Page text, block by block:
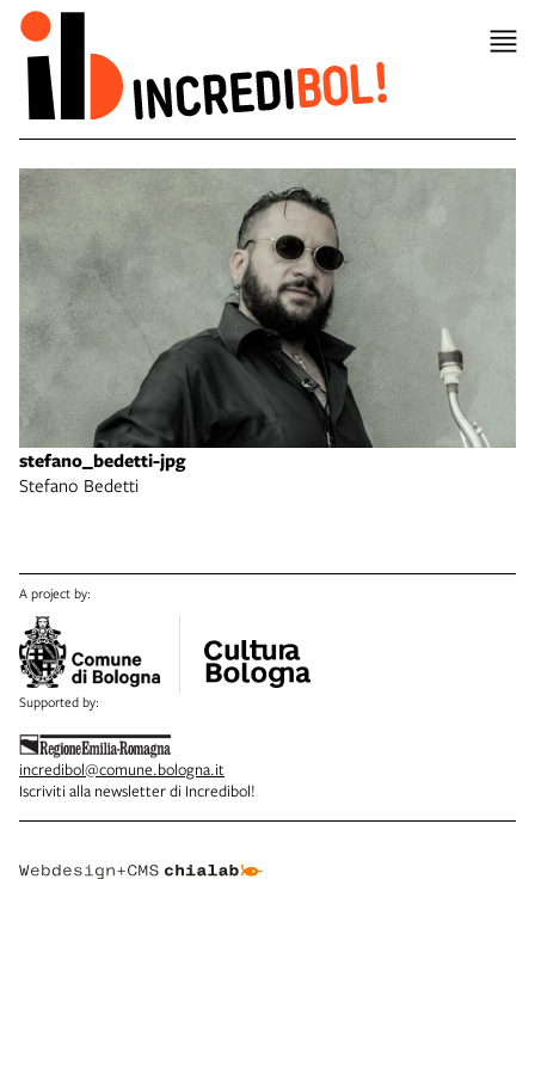
stefano_bedetti-jpg
Stefano Bedetti
A project by:
Supported by:
incredibol@comune.bologna.it
Iscriviti alla newsletter di Incredibol!